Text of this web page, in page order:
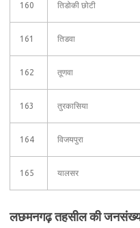
160 तिडोकी छोटी
161 तिडवा
162 तूणवा
163 तुरकासिया
164 विजयपुरा
165 यालसर
लछमनगढ़ तहसील की